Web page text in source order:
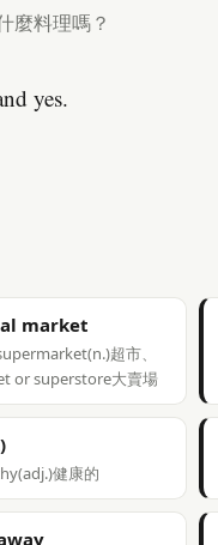
麼料理嗎？
yes.
market
超市、
or superstore大賣場
健康的